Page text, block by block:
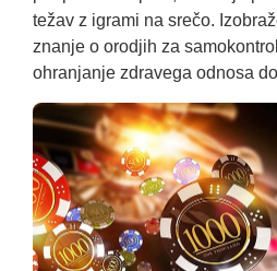
težav z igrami na srečo.
znanje o orodjih za
ohranjanje zdravega odnosa